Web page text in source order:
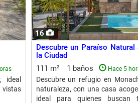
ideal
16
Descubre un Paraíso
la Ciudad
111 m²
1 baños Hace 5
Descubre un refugio en
naturaleza, con una casa
ideal para quienes buscan